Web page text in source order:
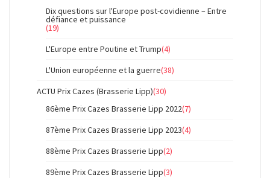
Dix questions sur l'Europe post-covidienne – Entre
défiance et puissance
(19)
L'Europe entre Poutine et Trump(4)
L'Union européenne et la guerre(38)
ACTU Prix Cazes (Brasserie Lipp)(30)
86ème Prix Cazes Brasserie Lipp 2022(7)
87ème Prix Cazes Brasserie Lipp 2023(4)
88ème Prix Cazes Brasserie Lipp(2)
89ème Prix Cazes Brasserie Lipp(3)